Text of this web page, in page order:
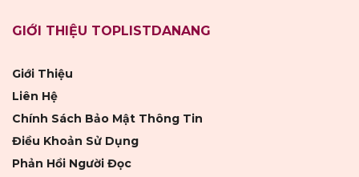
GIỚI THIỆU TOPLISTDANANG
Giới Thiệu
Liên Hệ
Chính Sách Bảo Mật Thông Tin
Điều Khoản Sử Dụng
Phản Hồi Người Đọc